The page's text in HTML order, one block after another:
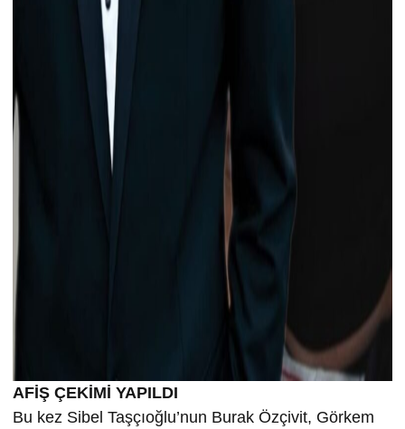
AFİŞ ÇEKİMİ YAPILDI
Bu kez Sibel Taşçıoğlu’nun Burak Özçivit, Görkem